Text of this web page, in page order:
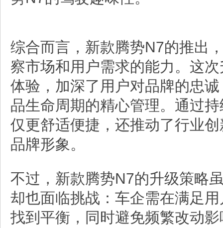
综合而言，新款腾势N7的推出
察市场和用户需求的能力。这
体验，加深了用户对品牌的忠
品生命周期的精心管理。通过
仅更舒适便捷，还推动了行业
品牌形象。
不过，新款腾势N7的升级策略
却也面临挑战：车企需在满足
找到平衡，同时避免频繁改动